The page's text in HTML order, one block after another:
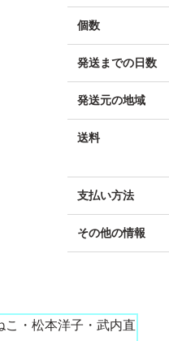
個数
発送までの日数
発送元の地域
送料
支払い方法
その他の情報